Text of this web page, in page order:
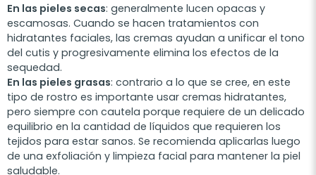
En las pieles secas: generalmente lucen opacas y
escamosas. Cuando se hacen tratamientos con
hidratantes faciales, las cremas ayudan a unificar el tono
del cutis y progresivamente elimina los efectos de la
sequedad.
En las pieles grasas: contrario a lo que se cree, en este
tipo de rostro es importante usar cremas hidratantes,
pero siempre con cautela porque requiere de un delicado
equilibrio en la cantidad de líquidos que requieren los
tejidos para estar sanos. Se recomienda aplicarlas luego
de una exfoliación y limpieza facial para mantener la piel
saludable.